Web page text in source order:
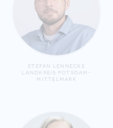
STEFAN LENNECKE
LANDKREIS POTSDAM-
MITTELMARK